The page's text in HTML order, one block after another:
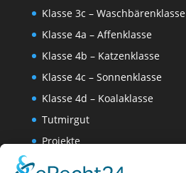
Klasse 3c – Waschbärenklasse
Klasse 4a – Affenklasse
Klasse 4b – Katzenklasse
Klasse 4c – Sonnenklasse
Klasse 4d – Koalaklasse
Tutmirgut
Projekte